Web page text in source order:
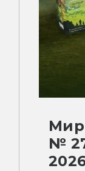
Мир
№